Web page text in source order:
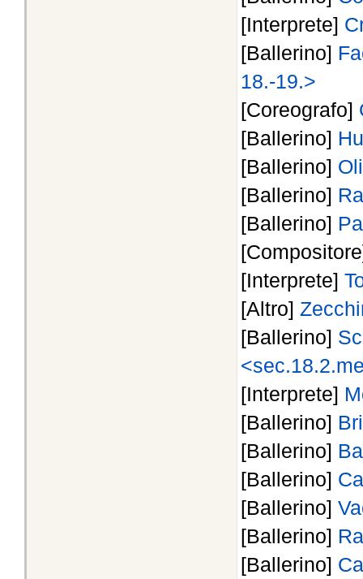
[Interprete]
[Ballerino]
18.-19.>
[Coreografo]
[Ballerino]
[Ballerino]
[Ballerino]
[Ballerino]
[Interprete]
[Altro]
[Ballerino]
[Interprete]
[Ballerino]
[Ballerino]
[Ballerino]
[Ballerino]
[Ballerino]
[Ballerino]